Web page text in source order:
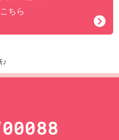
ちら
♪